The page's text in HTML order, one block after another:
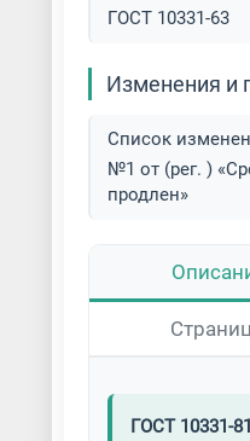
ГОСТ 10331-63
Изменения и
Список
№1 от (рег. )
продлен»
ГОСТ 10331-81